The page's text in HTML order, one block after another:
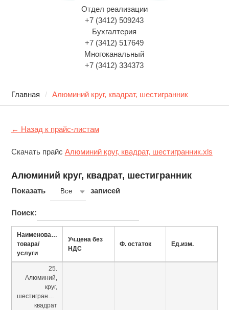
Отдел реализации
+7 (3412) 509243
Бухгалтерия
+7 (3412) 517649
Многоканальный
+7 (3412) 334373
Главная Алюминий круг, квадрат, шестигранник
← Назад к прайс-листам
Скачать прайс Алюминий круг, квадрат, шестигранник.xls
Алюминий круг, квадрат, шестигранник
Показать Все записей
Поиск:
Наименование
товара/
услуги
Уч.цена без
НДС
Ф. остаток Ед.изм.
25.
Алюминий,
круг,
шестигранник,
квадрат